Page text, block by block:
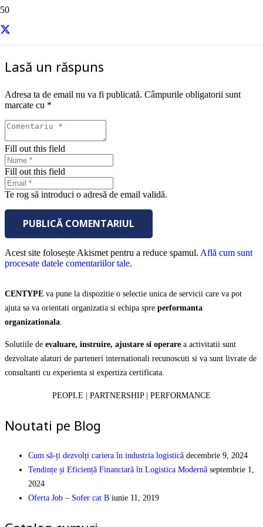
Lasă un răspuns
Adresa ta de email nu va fi publicată. Câmpurile obligatorii sunt
marcate cu *
Fill out this field
Fill out this field
Te rog să introduci o adresă de email validă.
PUBLICĂ COMENTARIUL
Acest site folosește Akismet pentru a reduce spamul. Află cum sunt
procesate datele comentariilor tale.
CENTYPE va pune la dispozitie o selectie unica de servicii care va pot
ajuta sa va orientati organizatia si echipa spre performanta
organizationala
Solutiile de evaluare, instruire, ajustare si operare a activitatii sunt
dezvoltate alaturi de parteneri internationali recunoscuti si va sunt livrate de
consultanti cu experienta si expertiza certificata.
PEOPLE | PARTNERSHIP | PERFORMANCE
Noutati pe Blog
Cum să-ți dezvolți cariera în industria logistică decembrie 9, 2024
Tendințe și Eficiență Financiară în Logistica Modernă septembrie 1,
2024
Oferta Job – Sofer cat B iunie 11, 2019